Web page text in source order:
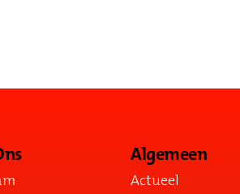
Algemeen
Actueel